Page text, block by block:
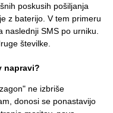
poskusih pošiljanja
z baterijo. V tem primeru
naslednji SMS po urniku.
številke.
napravi?
ne izbriše
donosi se ponastavijo